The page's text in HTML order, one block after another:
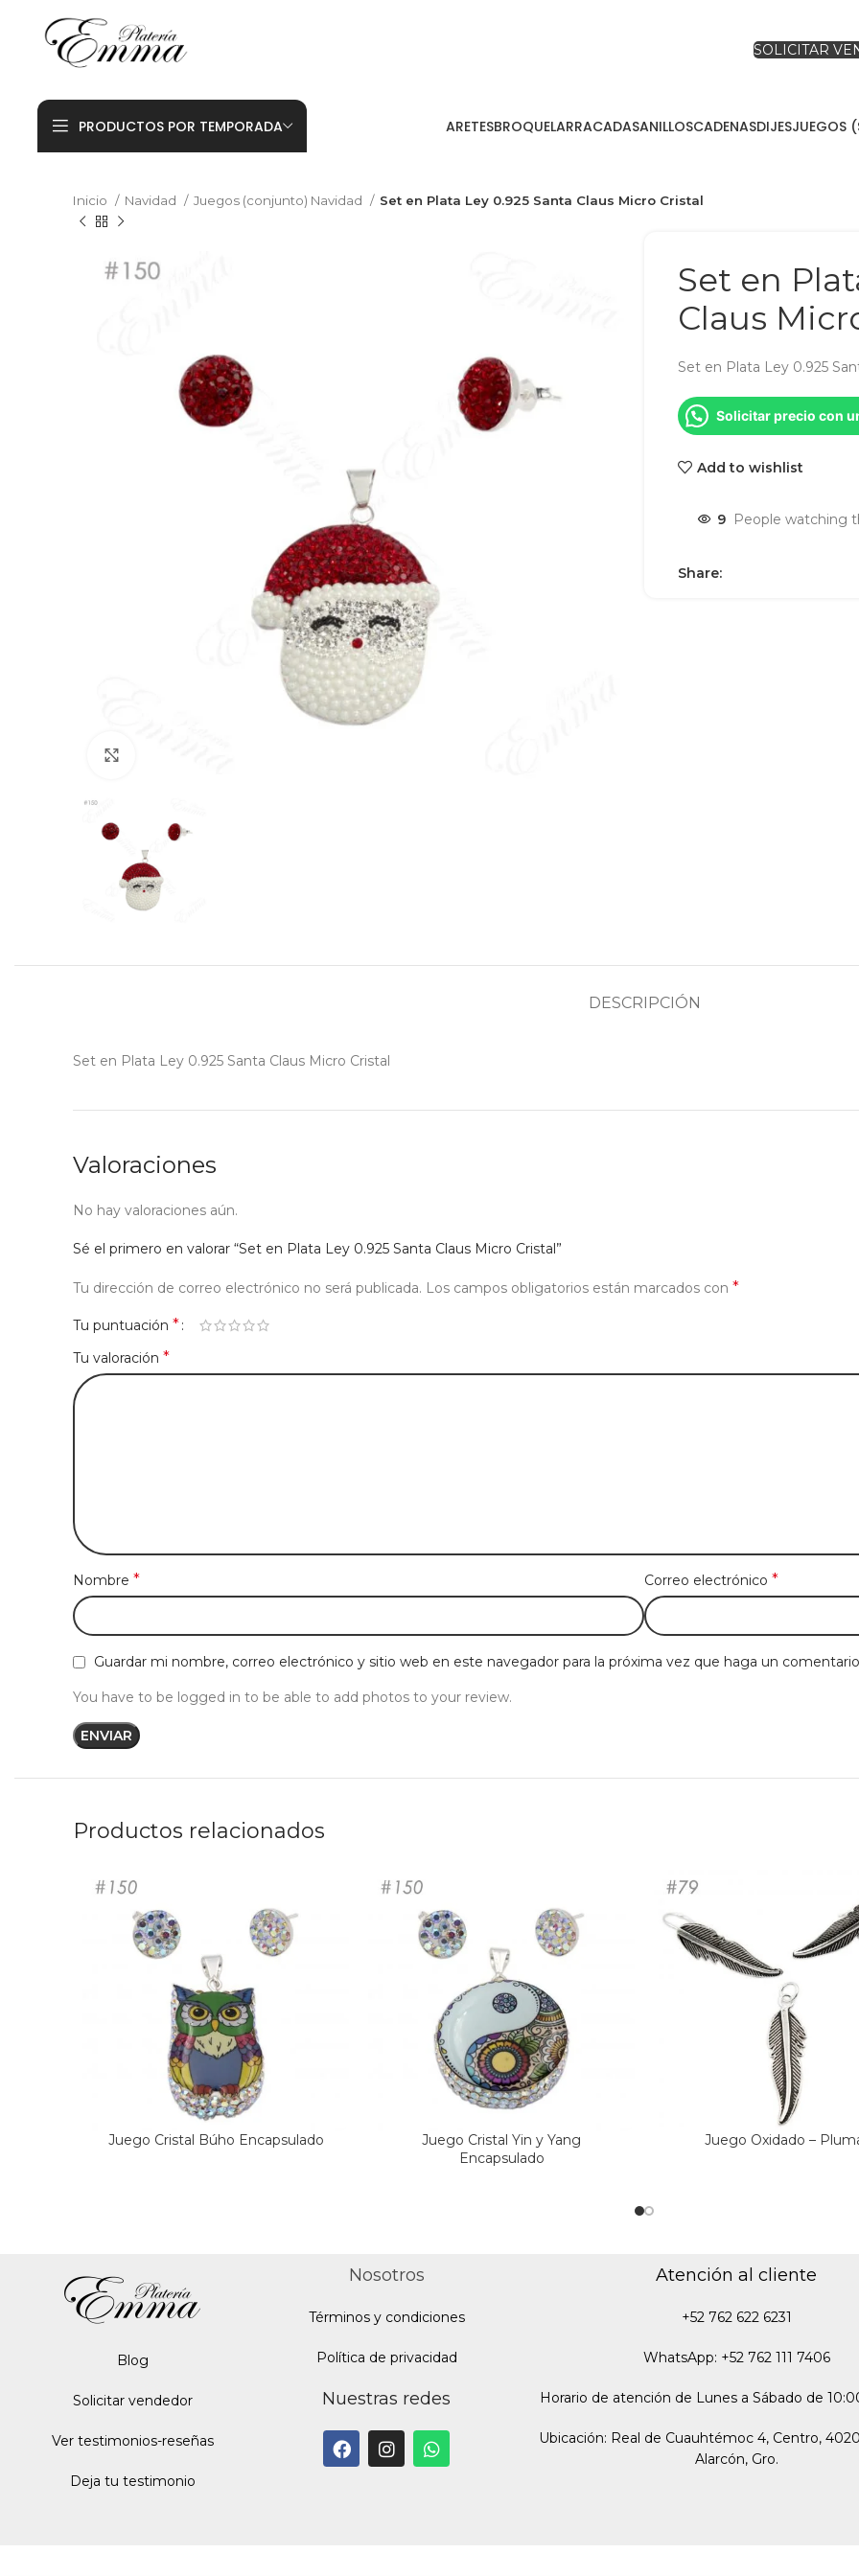
SOLICITAR
PRODUCTOS POR TEMPORADA ARETESBROQUELARRACADASANILLOSCADENASDIJESJUEGOS
Inicio Navidad Juegos (conjunto) Navidad Set en Plata Ley 0.925 Santa Claus Micro Cristal
Set en
Claus
Set en Plata Ley 0.925
Solicitar precio con
Add to wishlist
9 People watching
Share:
DESCRIPCIÓN
Set en Plata Ley 0.925 Santa Claus Micro Cristal
Valoraciones
No hay valoraciones aún.
Sé el primero en valorar “Set en Plata Ley 0.925 Santa Claus Micro Cristal”
Tu dirección de correo electrónico no será publicada. Los campos obligatorios están marcados con *
Tu puntuación *
Tu valoración *
Nombre * Correo electrónico *
Guardar mi nombre, correo electrónico y sitio web en este navegador para la próxima vez que haga un
You have to be logged in to be able to add photos to your review.
Productos relacionados
Juego Cristal Búho Encapsulado
Juego Cristal Yin y Yang
Encapsulado
Juego Oxidado –
Blog
Solicitar vendedor
Ver testimonios-reseñas
Deja tu testimonio
Nosotros
Términos y condiciones
Política de privacidad
Nuestras redes
Atención al cliente
+52 762 622 6231
WhatsApp: +52 762 111 7406
Horario de atención de Lunes a Sábado de
Ubicación: Real de Cuauhtémoc 4, Centro,
Alarcón, Gro.